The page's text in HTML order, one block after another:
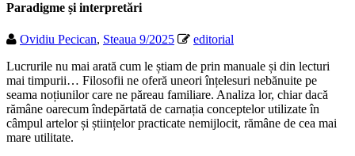
Paradigme și interpretări
Ovidiu Pecican, Steaua 9/2025
editorial
Lucrurile nu mai arată cum le știam de prin manuale și din lecturi
mai timpurii… Filosofii ne oferă uneori înțelesuri nebănuite pe
seama noțiunilor care ne păreau familiare. Analiza lor, chiar dacă
rămâne oarecum îndepărtată de carnația conceptelor utilizate în
câmpul artelor și științelor practicate nemijlocit, rămâne de cea mai
mare utilitate.